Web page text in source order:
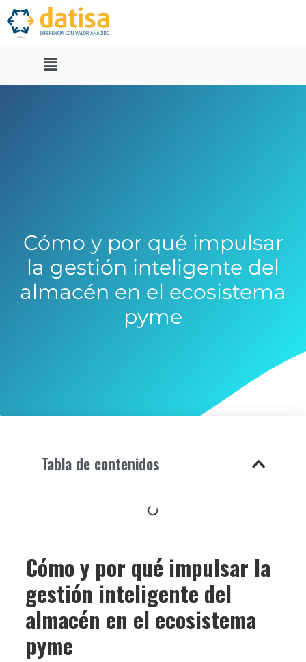
Cómo y por qué impulsar
la gestión inteligente del
almacén en el ecosistema
pyme
Tabla de contenidos
Cómo y por qué impulsar la
gestión inteligente del
almacén en el ecosistema
pyme